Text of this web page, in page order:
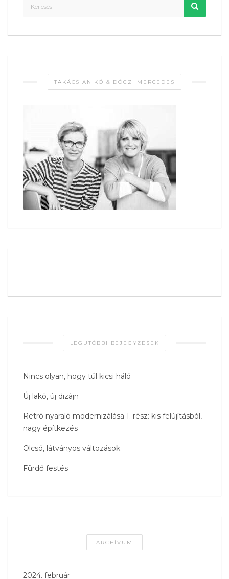
TAKÁCS ANIKÓ & DÓCZI MERCEDES
LEGUTÓBBI BEJEGYZÉSEK
Nincs olyan, hogy túl kicsi háló
Új lakó, új dizájn
Retró nyaraló modernizálása 1. rész: kis felújításból,
nagy építkezés
Olcsó, látványos változások
Fürdő festés
ARCHÍVUM
2024. február